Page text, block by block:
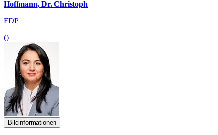
Hoffmann, Dr. Christoph
FDP
()
Bildinformationen